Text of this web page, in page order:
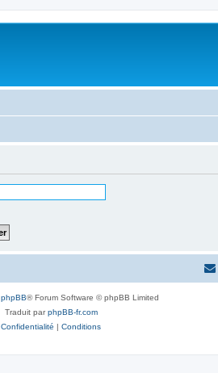
phpBB® Forum Software © phpBB Limited
Traduit parphpBB-fr.com
Confidentialité | Conditions